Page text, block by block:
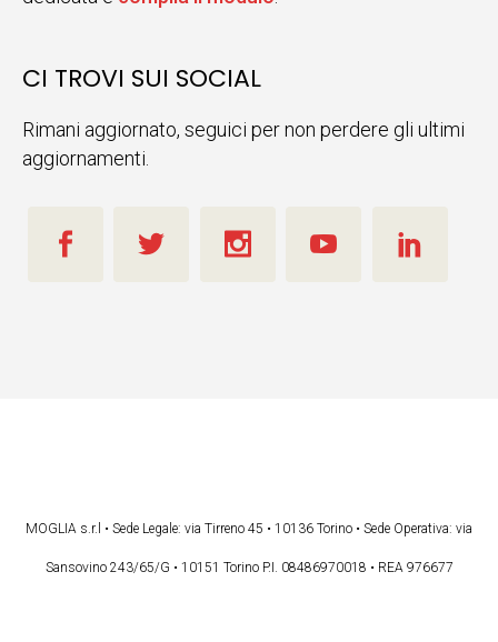
CI TROVI SUI SOCIAL
Rimani aggiornato, seguici per non perdere gli ultimi
aggiornamenti.
MOGLIA s.r.l • Sede Legale: via Tirreno 45 • 10136 Torino • Sede Operativa: via
Sansovino 243/65/G • 10151 Torino P.I. 08486970018 • REA 976677